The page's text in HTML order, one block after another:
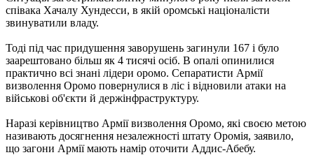
співака Хачалу Хундесси, в якій оромські націоналісти
звинуватили владу.
Тоді під час придушення заворушень загинули 167 і було
заарештовано більш як 4 тисячі осіб. В опалі опинилися
практично всі знані лідери оромо. Сепаратисти Армії
визволення Оромо повернулися в ліс і відновили атаки на
військові об'єкти й держінфраструктуру.
Наразі керівництво Армії визволення Оромо, які своєю метою
називають досягнення незалежності штату Оромія, заявило,
що загони Армії мають намір оточити Аддис-Абебу.